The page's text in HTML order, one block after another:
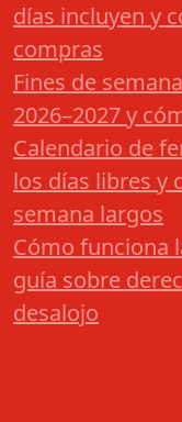
días incluyen y
compras
Fines de
2026–2027 y
Calendario de
los días libres y
semana largos
Cómo funciona
guía sobre
desalojo